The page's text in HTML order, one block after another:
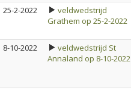
25-2-2022
veldwedstrijd
Grathem op 25-2-2022
8-10-2022
veldwedstrijd St
Annaland op 8-10-2022